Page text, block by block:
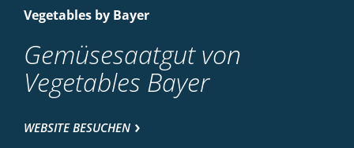
Vegetables by Bayer
Gemüsesaatgut von
Vegetables Bayer
WEBSITE BESUCHEN